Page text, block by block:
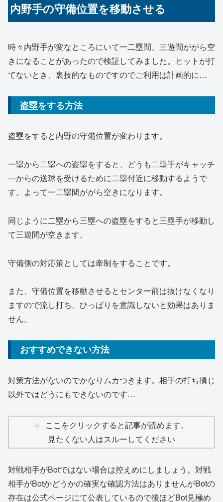
内野手の守備位置を移動させる
時々内野手が変なところにいて一二塁間、三遊間ががら空
きになることがあったので検証してみました。ヒットが打
てないとき、裏技的なものですのでご利用は計画的に…
盗塁をする方法
盗塁をすると内野の守備位置が変わります。
一塁から二塁への盗塁をすると、どうも二塁手がキャッチ
―からの送球を受けるために二塁付近に移動するようで
す。よって一二塁間ががら空きになります。
同じように二塁から三塁への盗塁をすると三塁手が移動し
て三遊間が空きます。
守備側の対応策としては牽制をすることです。
また、守備位置を移動させるとセンター前は抜けなくなり
ますので流し打ち、ひっぱりを意識しないと効果はありま
せん。
おすすめできない方法
対策方法がないのでかなりムカつきます。相手の打ち損じ
以外ではどうにもできないのです…
ここをクリックすると記事が読めます。
見たくない人はスルーしてください
対戦相手がBotではない場合は控えめにしましょう。対戦
相手がBotかどうかの確実な確認方法はありませんがBotの
存在は公式ページにて公表しているので後ほどBot見極め